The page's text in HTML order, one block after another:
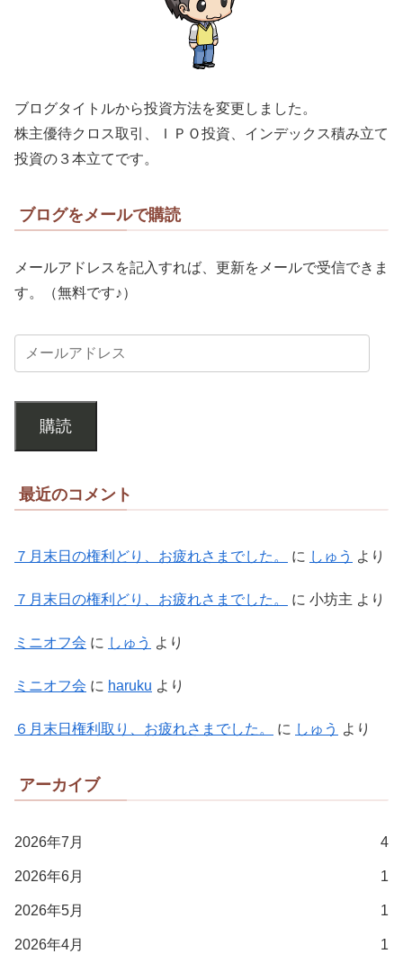
ブログタイトルから投資方法を変更しました。
株主優待クロス取引、ＩＰＯ投資、インデックス積み立て
投資の３本立てです。
ブログをメールで購読
メールアドレスを記入すれば、更新をメールで受信できま
す。（無料です♪）
購読
最近のコメント
７月末日の権利どり、お疲れさまでした。 に しゅう より
７月末日の権利どり、お疲れさまでした。 に 小坊主 より
ミニオフ会 に しゅう より
ミニオフ会 に haruku より
６月末日権利取り、お疲れさまでした。 に しゅう より
アーカイブ
2026年7月 4
2026年6月 1
2026年5月 1
2026年4月 1